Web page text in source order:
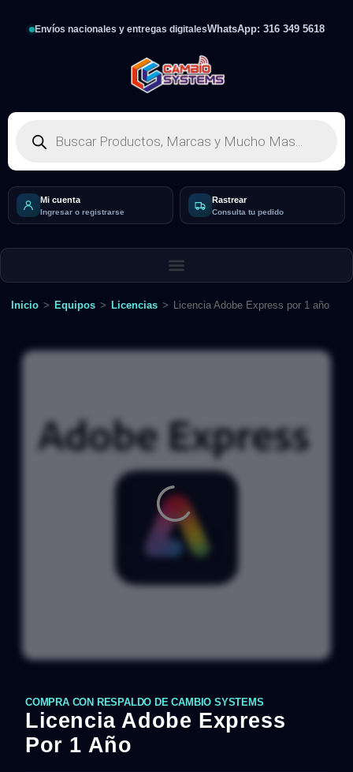
Envíos nacionales y entregas digitalesWhatsApp: 316 349 5618
Mi cuenta
Ingresar o registrarse
Rastrear
Consulta tu pedido
Inicio > Equipos > Licencias > Licencia Adobe Express por 1 año
COMPRA CON RESPALDO DE CAMBIO SYSTEMS
Licencia Adobe Express
Por 1 Año